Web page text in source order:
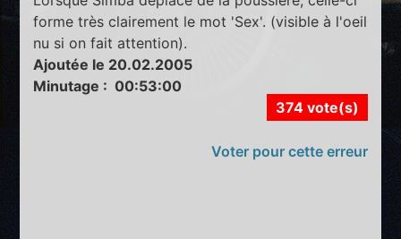
forme très clairement le mot 'Sex'. (visible à l'oeil
nu si on fait attention).
Ajoutée le 20.02.2005
Minutage : 00:53:00
374 vote(s)
Voter pour cette erreur